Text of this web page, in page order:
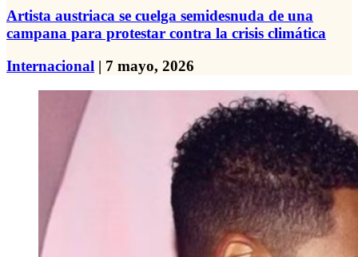
Artista austriaca se cuelga semidesnuda de una
campana para protestar contra la crisis climática
Internacional | 7 mayo, 2026